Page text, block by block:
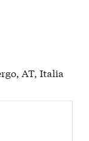
AT, Italia